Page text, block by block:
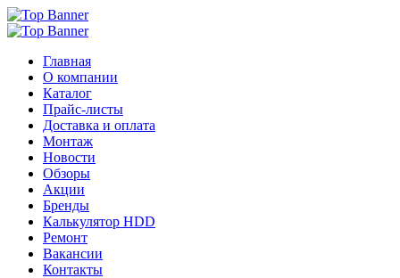
Главная
О компании
Каталог
Прайс-листы
Доставка и оплата
Монтаж
Новости
Обзоры
Акции
Бренды
Калькулятор HDD
Ремонт
Вакансии
Контакты